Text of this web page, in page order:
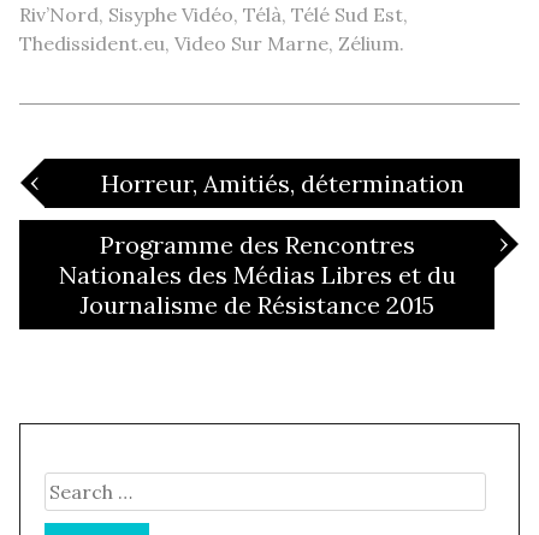
Riv’Nord, Sisyphe Vidéo, Télà, Télé Sud Est,
Thedissident.eu, Video Sur Marne, Zélium.
Post
navigation
‹ Horreur, Amitiés, détermination
Programme des Rencontres
Nationales des Médias Libres et du
Journalisme de Résistance 2015
›
Search
for: